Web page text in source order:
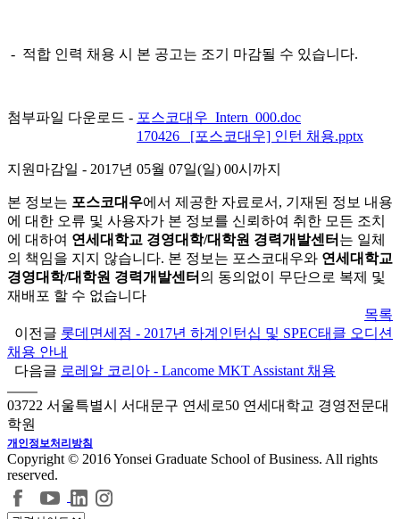
- 적합 인력 채용 시 본 공고는 조기 마감될 수 있습니다.
첨부파일 다운로드 - 포스코대우_Intern_000.doc
170426_ [포스코대우] 인턴 채용.pptx
지원마감일 - 2017년 05월 07일(일) 00시까지
본 정보는 포스코대우에서 제공한 자료로서, 기재된 정보 내용
에 대한 오류 및 사용자가 본 정보를 신뢰하여 취한 모든 조치
에 대하여 연세대학교 경영대학/대학원 경력개발센터 는 일체
의 책임을 지지 않습니다. 본 정보는 포스코대우와 연세대학교
경영대학/대학원 경력개발센터 의 동의없이 무단으로 복제 및
재배포 할 수 없습니다
목록
이전글 롯데면세점 - 2017년 하계인턴십 및 SPEC태클 오디션
채용 안내
다음글 로레알 코리아 - Lancome MKT Assistant 채용
03722 서울특별시 서대문구 연세로50 연세대학교 경영전문대
학원
개인정보처리방침
Copyright © 2016 Yonsei Graduate School of Business. All rights
reserved.